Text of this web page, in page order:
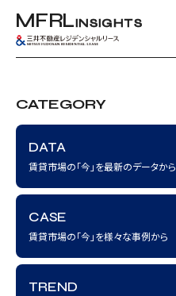
MFRLINSIGHTS
CATEGORY
DATA
賃貸市場の「今」を最新のデータから
CASE
賃貸市場の「今」を様々な事例から
TREND
法人オーナー